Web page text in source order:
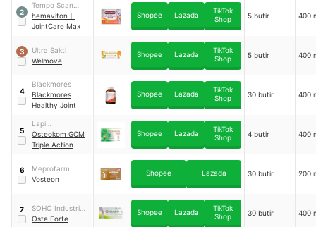
2
Tempo Scan
Pacific
hemaviton ｜
JointCare Max
Shopee Lazada
TikTok
Shop
5 butir 400
3
Ultra Sakti
Welmove
Shopee Lazada
TikTok
Shop
5 butir 400
4
Blackmores
Blackmores
Healthy Joint
Shopee Lazada
TikTok
Shop
30 butir 400
5
Lapi
Laboratories
Osteokom GCM
Triple Action
Shopee Lazada
TikTok
Shop
4 butir 400
6
Meprofarm
Vosteon
Shopee Lazada 30 butir 200
7
SOHO Industri
Pharmasi
Oste Forte
Shopee Lazada
TikTok
Shop
30 butir 400